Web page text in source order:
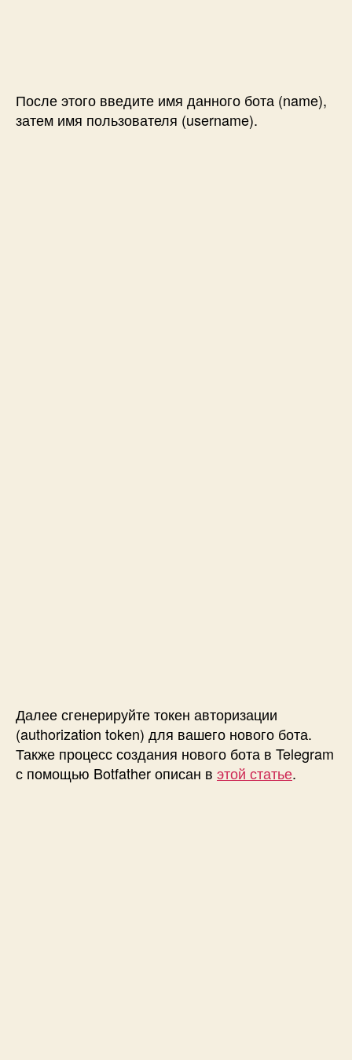
После этого введите имя данного бота (name),
затем имя пользователя (username).
Далее сгенерируйте токен авторизации
(authorization token) для вашего нового бота.
Также процесс создания нового бота в Telegram
с помощью Botfather описан в этой статье.